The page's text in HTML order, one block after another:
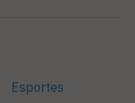
Esportes